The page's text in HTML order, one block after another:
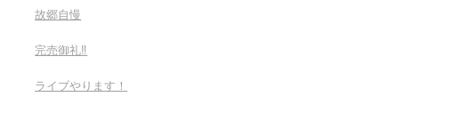
故郷自慢
完売御礼‼︎
ライブやります！